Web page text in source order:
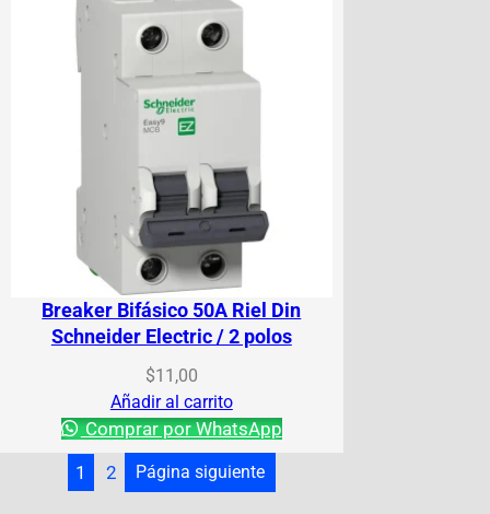
Breaker Bifásico 50A Riel Din
Schneider Electric / 2 polos
$11,00
Añadir al carrito
Comprar por WhatsApp
1
2 Página siguiente